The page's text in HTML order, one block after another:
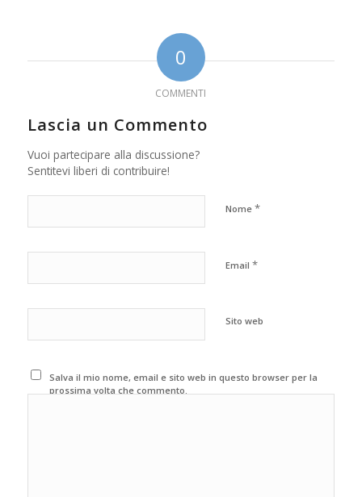
0
COMMENTI
Lascia un Commento
Vuoi partecipare alla discussione?
Sentitevi liberi di contribuire!
Nome *
Email *
Sito web
Salva il mio nome, email e sito web in questo browser per la
prossima volta che commento.